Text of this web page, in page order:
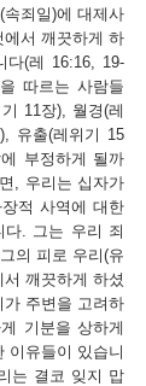
죄일)에 대제사
서 깨끗하게 하
다(레 16:16, 19-
따르는 사람들
11장), 월경(레
유출(레위기 15
부정하게 될까
, 우리는 십자가
적 사역에 대한
다. 그는 우리 죄
의 피로 우리(유
깨끗하게 하셨
주변을 고려하
기분을 상하게
이유들이 있습니
는 결코 잊지 맙